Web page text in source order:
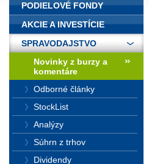
PODIELOVÉ FONDY
AKCIE A INVESTÍCIE
SPRAVODAJSTVO
Novinky z burzy a
komentáre
Odborné články
StockList
Analýzy
Súhrn z trhov
Dividendy